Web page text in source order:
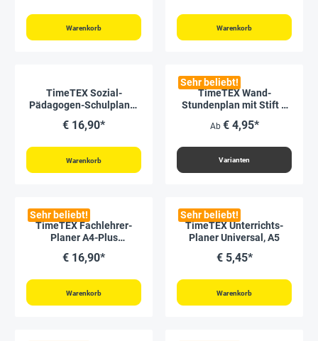
Warenkorb Warenkorb
TimeTEX Sozial-
Pädagogen-Schulplaner
€ 16,90*
Warenkorb
Sehr beliebt!
TimeTEX Wand-
Stundenplan mit Stift +
Ab € 4,95*
Varianten
Sehr beliebt!
TimeTEX Fachlehrer-
Planer A4-Plus
€ 16,90*
Warenkorb
Sehr beliebt!
TimeTEX Unterrichts-
Planer Universal, A5
€ 5,45*
Warenkorb